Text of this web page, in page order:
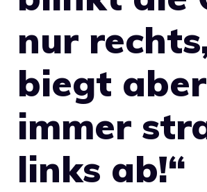
nur
biegt aber
immer
links ab!“